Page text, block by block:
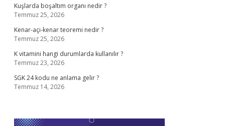
Kuşlarda boşaltım organı nedir ?
Temmuz 25, 2026
Kenar-açı-kenar teoremi nedir ?
Temmuz 25, 2026
K vitamini hangi durumlarda kullanılır ?
Temmuz 23, 2026
SGK 24 kodu ne anlama gelir ?
Temmuz 14, 2026